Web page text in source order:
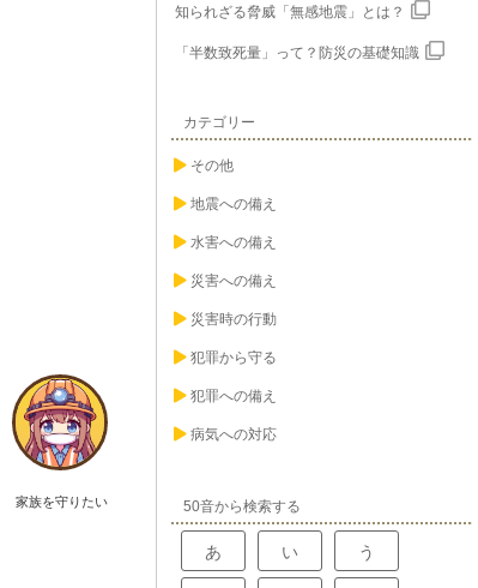
家族を守りたい
知られざる脅威「無感地震」とは？
「半数致死量」って？防災の基礎知識
カテゴリー
その他
地震への備え
水害への備え
災害への備え
災害時の行動
犯罪から守る
犯罪への備え
病気への対応
50音から検索する
あ い う